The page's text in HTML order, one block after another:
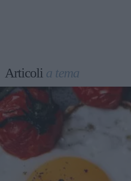
Articoli a tema